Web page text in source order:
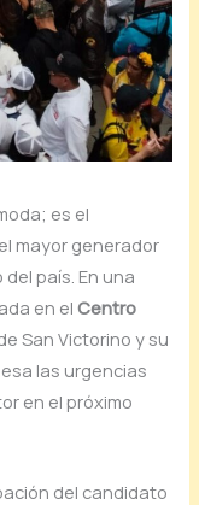
es el
mayor generador
país. En una
en elCentro
San Victorino y su
las urgencias
en el próximo
del candidato